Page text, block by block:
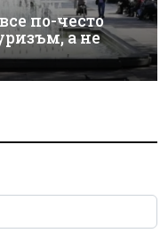
по-често
а не